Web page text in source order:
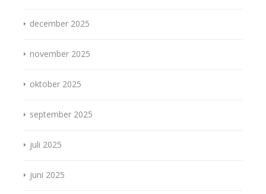
december 2025
november 2025
oktober 2025
september 2025
juli 2025
juni 2025